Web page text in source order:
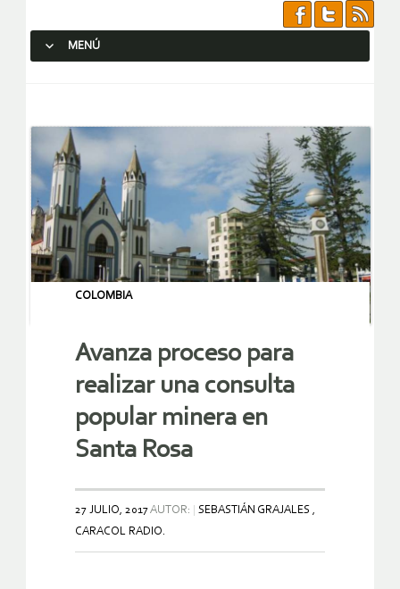
MENÚ
COLOMBIA
Avanza proceso para
realizar una consulta
popular minera en
Santa Rosa
27 JULIO, 2017AUTOR:
SEBASTIÁN GRAJALES ,
CARACOL RADIO.